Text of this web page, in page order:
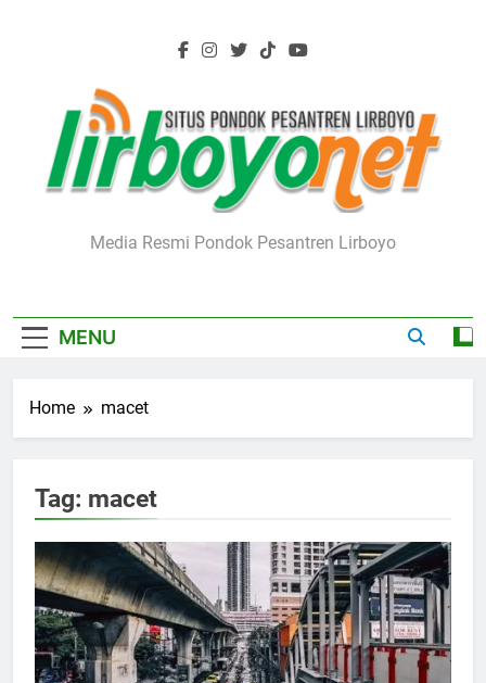
Lirboyo.net
Media Resmi Pondok Pesantren Lirboyo
MENU
Home macet
Tag: macet